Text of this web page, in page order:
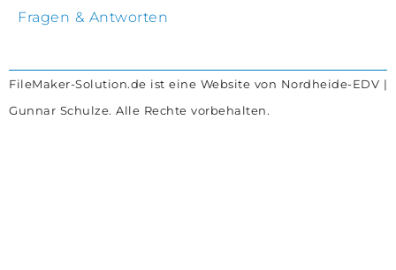
Fragen & Antworten
FileMaker-Solution.de ist eine Website von Nordheide-EDV |
Gunnar Schulze. Alle Rechte vorbehalten.